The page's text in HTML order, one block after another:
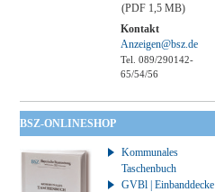
(PDF 1,5 MB)
Kontakt
Anzeigen@bsz.de
Tel. 089/290142-
65/54/56
BSZ-ONLINESHOP
Kommunales
Taschenbuch
GVBl | Einbanddecke